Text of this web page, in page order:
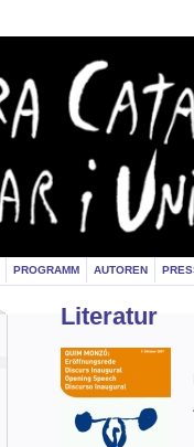
PROGRAMM AUTOREN
Literatur